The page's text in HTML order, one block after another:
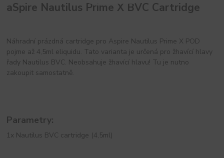
aSpire Nautilus Prime X BVC Cartridge
Náhradní prázdná cartridge pro Aspire Nautilus Prime X POD
pojme až 4,5ml eliquidu. Tato varianta je určená pro žhavící hlavy
řady Nautilus BVC. Neobsahuje žhavící hlavu! Tu je nutno
zakoupit samostatně.
Parametry:
1x Nautilus BVC cartridge (4,5ml)